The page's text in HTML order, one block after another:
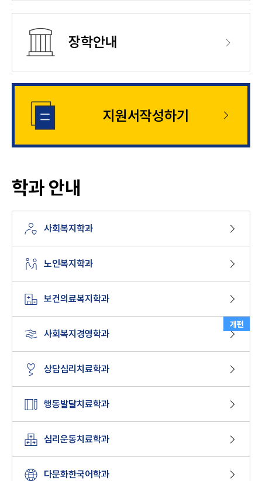
장학안내
지원서작성하기
학과 안내
사회복지학과
노인복지학과
보건의료복지학과
사회복지경영학과
개편
상담심리치료학과
행동발달치료학과
심리운동치료학과
다문화한국어학과